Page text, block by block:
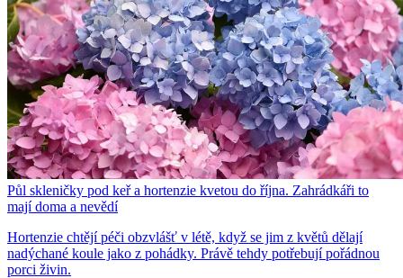
Půl skleničky pod keř a hortenzie kvetou do října. Zahrádkáři to
mají doma a nevědí
Hortenzie chtějí péči obzvlášť v létě, když se jim z květů dělají
nadýchané koule jako z pohádky. Právě tehdy potřebují pořádnou
porci živin.